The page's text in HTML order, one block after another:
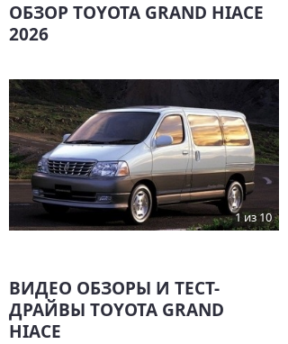
ОБЗОР TOYOTA GRAND HIACE
2026
1 из 10
ВИДЕО ОБЗОРЫ И ТЕСТ-
ДРАЙВЫ TOYOTA GRAND
HIACE